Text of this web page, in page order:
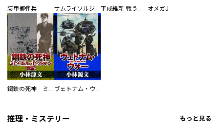
装甲擲弾兵 サムライソルジャー SAMURAI SOLDIER 平成維新 戦う自衛隊 オメガJ
鋼鉄の死神 ミヒャエル・ビットマン戦記 ヴェトナム・ウォー VIETNAM WAR
推理・ミステリー もっと見る